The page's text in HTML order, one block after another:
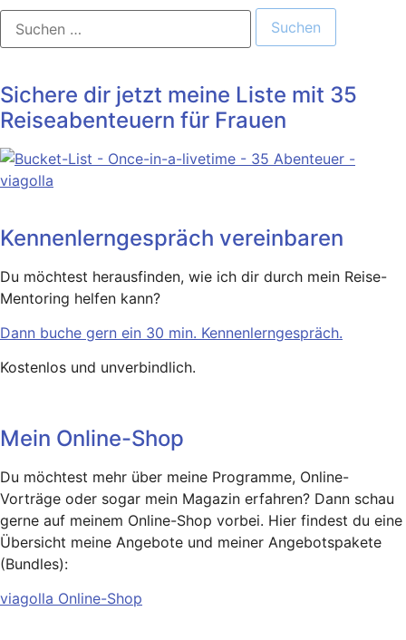
Suchen
nach:
Sichere dir jetzt meine Liste mit 35
Reiseabenteuern für Frauen
Kennenlerngespräch vereinbaren
Du möchtest herausfinden, wie ich dir durch mein Reise-
Mentoring helfen kann?
Dann buche gern ein 30 min. Kennenlerngespräch.
Kostenlos und unverbindlich.
Mein Online-Shop
Du möchtest mehr über meine Programme, Online-
Vorträge oder sogar mein Magazin erfahren? Dann schau
gerne auf meinem Online-Shop vorbei. Hier findest du eine
Übersicht meine Angebote und meiner Angebotspakete
(Bundles):
viagolla Online-Shop